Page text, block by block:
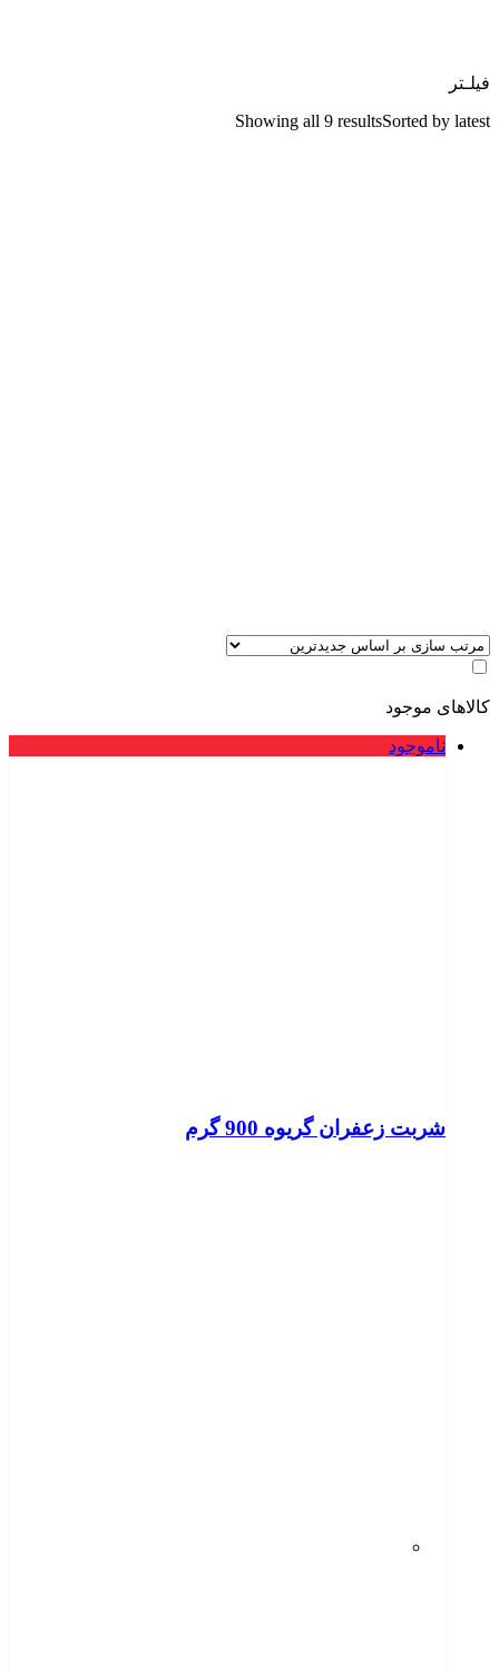
فیلـتر
Showing all 9 resultsSorted by latest
کالاهای موجود
ناموجود
شربت زعفران گریوه 900 گرم